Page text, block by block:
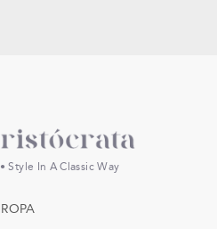
• Style In A Classic Way
ROPA